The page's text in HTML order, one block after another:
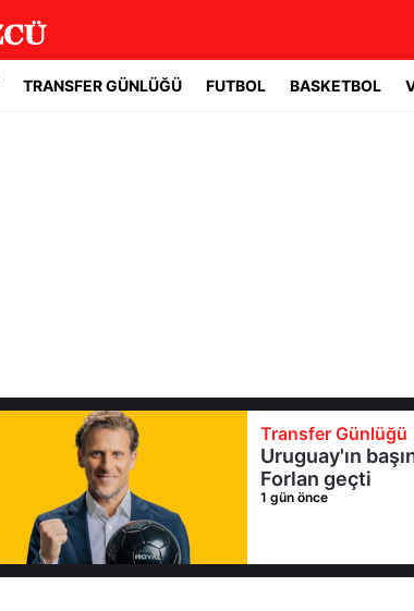
TRANSFER GÜNLÜĞÜ FUTBOL BASKETBOL
Transfer
Real Madrid
oyuncuyla 7
sözleşme